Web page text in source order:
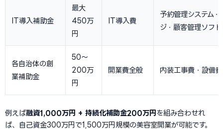
IT導入補助金
最大
450万
円
IT導入費
予約管理システム
ジ・顧客管理ソフト
各自治体の創
業補助金
50〜
200万
円
開業費全般 内装工事費・設備
例えば融資1,000万円 + 持続化補助金200万円 を組み合わせれ
ば、自己資金300万円で1,500万円規模の美容室開業が可能です。